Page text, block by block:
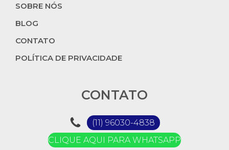
SOBRE NÓS
BLOG
CONTATO
POLÍTICA DE PRIVACIDADE
CONTATO
(11) 96030-4838
CLIQUE AQUI PARA WHATSAPP